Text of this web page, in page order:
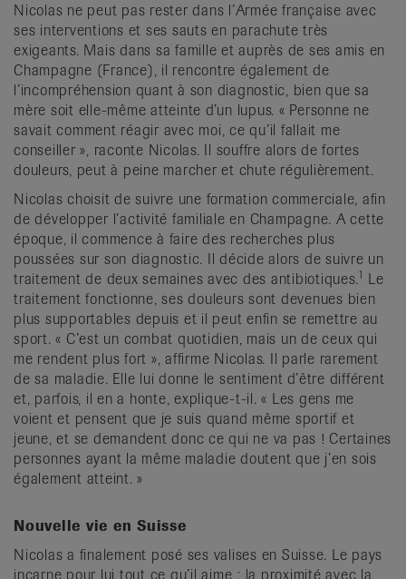
Nicolas ne peut pas rester dans l’Armée française avec
ses interventions et ses sauts en parachute très
exigeants. Mais dans sa famille et auprès de ses amis en
Champagne (France), il rencontre également de
l’incompréhension quant à son diagnostic, bien que sa
mère soit elle-même atteinte d’un lupus. « Personne ne
savait comment réagir avec moi, ce qu’il fallait me
conseiller », raconte Nicolas. Il souffre alors de fortes
douleurs, peut à peine marcher et chute régulièrement.
Nicolas choisit de suivre une formation commerciale, afin
de développer l’activité familiale en Champagne. A cette
époque, il commence à faire des recherches plus
poussées sur son diagnostic. Il décide alors de suivre un
traitement de deux semaines avec des antibiotiques.1 Le
traitement fonctionne, ses douleurs sont devenues bien
plus supportables depuis et il peut enfin se remettre au
sport. « C’est un combat quotidien, mais un de ceux qui
me rendent plus fort », affirme Nicolas. Il parle rarement
de sa maladie. Elle lui donne le sentiment d’être différent
et, parfois, il en a honte, explique-t-il. « Les gens me
voient et pensent que je suis quand même sportif et
jeune, et se demandent donc ce qui ne va pas ! Certaines
personnes ayant la même maladie doutent que j’en sois
également atteint. »
Nouvelle vie en Suisse
Nicolas a finalement posé ses valises en Suisse. Le pays